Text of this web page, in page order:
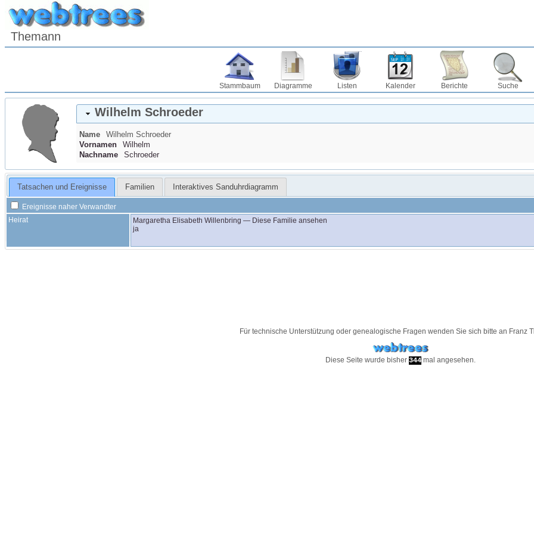
Themann
Stammbaum Diagramme Listen Kalender Berichte Suche
Wilhelm Schroeder
Name Wilhelm Schroeder
Vornamen
Wilhelm
Nachname
Schroeder
Tatsachen und Ereignisse Familien Interaktives Sanduhrdiagramm
Ereignisse naher Verwandter
Heirat
Margaretha Elisabeth Willenbring — Diese Familie ansehen
ja
Für technische Unterstützung oder genealogische Fragen wenden Sie sich bitte an Franz
Diese Seite wurde bisher 344 mal angesehen.